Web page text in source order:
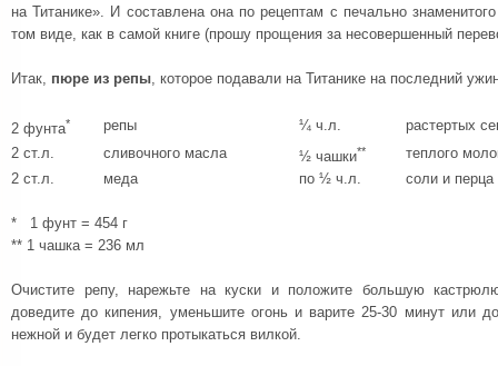
на Титанике». И составлена она по рецептам с печально
том виде, как в самой книге (прошу прощения за несовершенный
Итак, пюре из репы, которое подавали на Титанике на последний
2 фунта* репы ¼ ч.л.
растертых
2 ст.л.
сливочного масла ½ чашки**
теплого
2 ст.л.
меда по ½ ч.л. соли и перца
* 1 фунт = 454 г
** 1 чашка = 236 мл
Очистите репу, нарежьте на куски и положите большую
доведите до кипения, уменьшите огонь и варите 25-30 минут или
нежной и будет легко протыкаться вилкой.